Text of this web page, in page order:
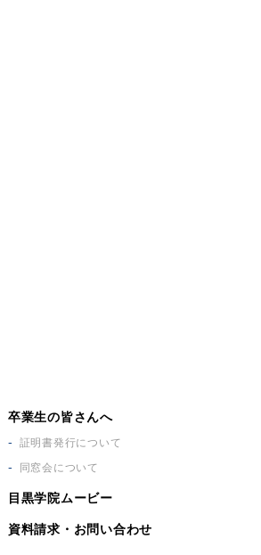
卒業生の皆さんへ
証明書発行について
同窓会について
目黒学院ムービー
資料請求・お問い合わせ